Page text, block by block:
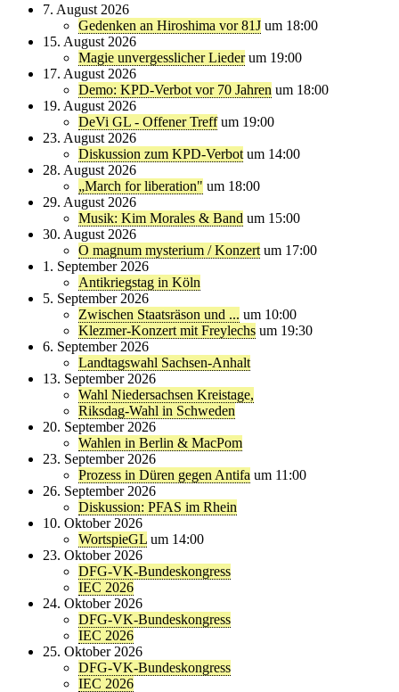
7. August 2026
Gedenken an Hiroshima vor 81J um 18:00
15. August 2026
Magie unvergesslicher Lieder um 19:00
17. August 2026
Demo: KPD-Verbot vor 70 Jahren um 18:00
19. August 2026
DeVi GL - Offener Treff um 19:00
23. August 2026
Diskussion zum KPD-Verbot um 14:00
28. August 2026
„March for liberation" um 18:00
29. August 2026
Musik: Kim Morales & Band um 15:00
30. August 2026
O magnum mysterium / Konzert um 17:00
1. September 2026
Antikriegstag in Köln
5. September 2026
Zwischen Staatsräson und ... um 10:00
Klezmer-Konzert mit Freylechs um 19:30
6. September 2026
Landtagswahl Sachsen-Anhalt
13. September 2026
Wahl Niedersachsen Kreistage,
Riksdag-Wahl in Schweden
20. September 2026
Wahlen in Berlin & MacPom
23. September 2026
Prozess in Düren gegen Antifa um 11:00
26. September 2026
Diskussion: PFAS im Rhein
10. Oktober 2026
WortspieGL um 14:00
23. Oktober 2026
DFG-VK-Bundeskongress
IEC 2026
24. Oktober 2026
DFG-VK-Bundeskongress
IEC 2026
25. Oktober 2026
DFG-VK-Bundeskongress
IEC 2026